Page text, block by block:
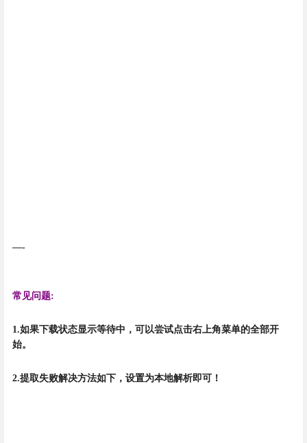
—-
常见问题:
1.如果下载状态显示等待中，可以尝试点击右上角菜单的全部开
始。
2.提取失败解决方法如下，设置为本地解析即可！